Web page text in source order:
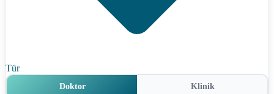
Tür
Doktor Klinik